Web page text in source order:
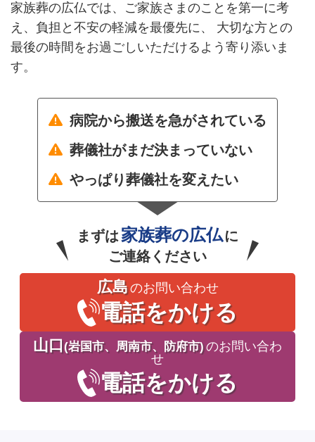
家族葬の広仏では、ご家族さまのことを第一に考
え、負担と不安の軽減を最優先に、 大切な方との
最後の時間をお過ごしいただけるよう寄り添いま
す。
病院から搬送を急がされている
葬儀社がまだ決まっていない
やっぱり葬儀社を変えたい
まずは 家族葬の広仏 に
ご連絡ください
広島のお問い合わせ
電話をかける
山口(岩国市、周南市、防府市)のお問い合わ
せ
電話をかける